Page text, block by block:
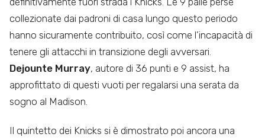
collezionate dai padroni di casa lungo questo periodo
hanno sicuramente contribuito, così come l’incapacità di
tenere gli attacchi in transizione degli avversari.
Dejounte Murray, autore di 36 punti e 9 assist, ha
approfittato di questi vuoti per regalarsi una serata da
sogno al Madison.
Il quintetto dei Knicks si è dimostrato poi ancora una